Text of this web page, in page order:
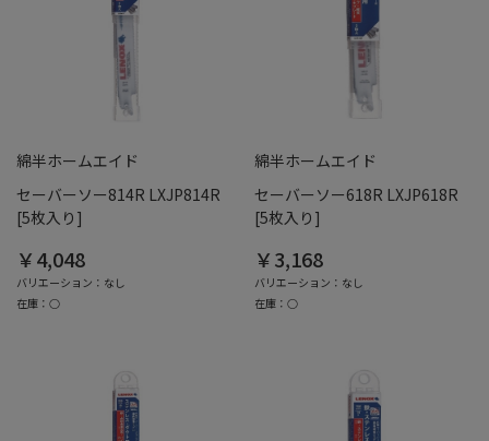
綿半ホームエイド
セーバーソー814R LXJP814R
[5枚入り]
￥4,048
バリエーション：なし
在庫：○
綿半ホームエイド
セーバーソー618R LXJP618R
[5枚入り]
￥3,168
バリエーション：なし
在庫：○